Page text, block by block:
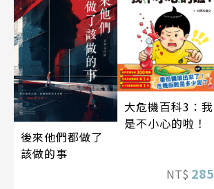
後來他們都做了
該做的事
大危機百科3：我
是不小心的啦！
NT$ 285